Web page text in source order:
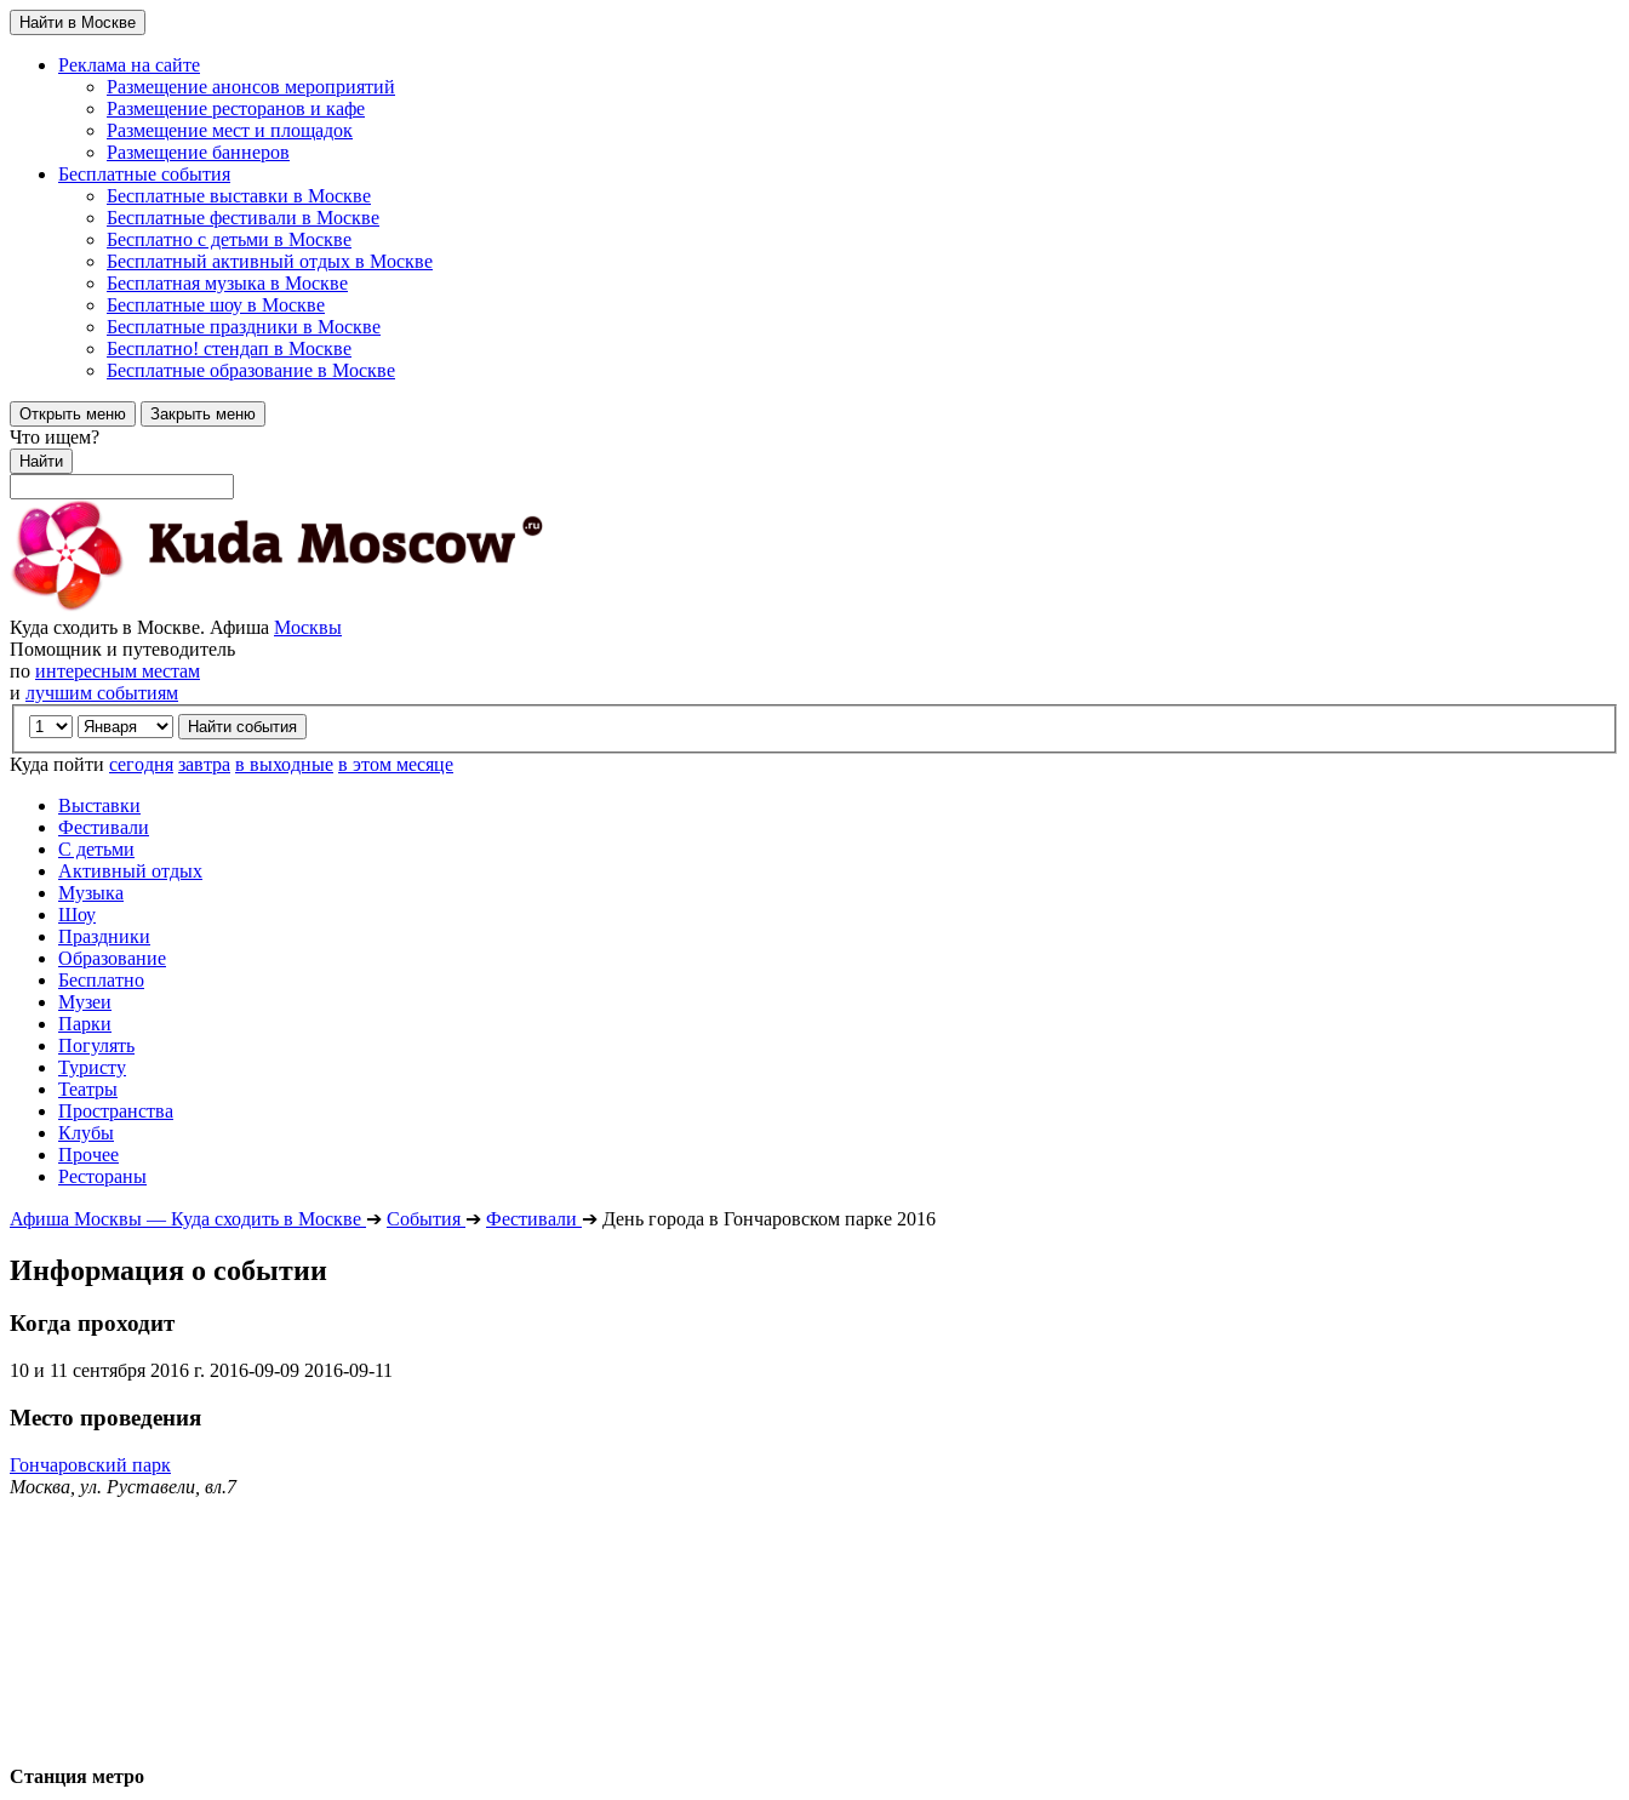
Найти в Москве
Реклама на сайте
Размещение анонсов мероприятий
Размещение ресторанов и кафе
Размещение мест и площадок
Размещение баннеров
Бесплатные события
Бесплатные выставки в Москве
Бесплатные фестивали в Москве
Бесплатно с детьми в Москве
Бесплатный активный отдых в Москве
Бесплатная музыка в Москве
Бесплатные шоу в Москве
Бесплатные праздники в Москве
Бесплатно! стендап в Москве
Бесплатные образование в Москве
Открыть меню Закрыть меню
Что ищем?
Найти
Куда сходить в Москве. Афиша Москвы
Помощник и путеводитель
по интересным местам
и лучшим событиям
Куда пойти сегодня завтра в выходные в этом месяце
Выставки
Фестивали
С детьми
Активный отдых
Музыка
Шоу
Праздники
Образование
Бесплатно
Музеи
Парки
Погулять
Туристу
Театры
Пространства
Клубы
Прочее
Рестораны
Афиша Москвы — Куда сходить в Москве ➔ События ➔ Фестивали ➔ День города в Гончаровском парке 2016
Информация о событии
Когда проходит
10 и 11 сентября 2016 г. 2016-09-09 2016-09-11
Место проведения
Гончаровский парк
Москва, ул. Руставели, вл.7
Станция метро